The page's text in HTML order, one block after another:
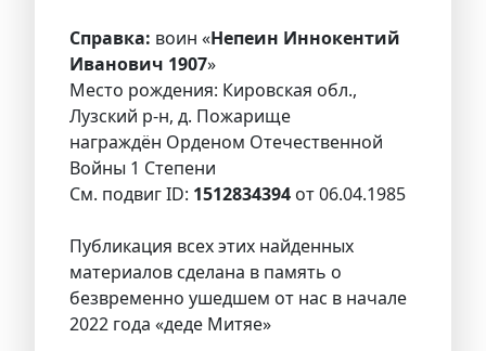
Справка: воин «Непеин Иннокентий
Иванович 1907»
Место рождения: Кировская обл.,
Лузский р-н, д. Пожарище
награждён Орденом Отечественной
Войны 1 Степени
См. подвиг ID: 1512834394 от 06.04.1985
Публикация всех этих найденных
материалов сделана в память о
безвременно ушедшем от нас в начале
2022 года «деде Митяе»